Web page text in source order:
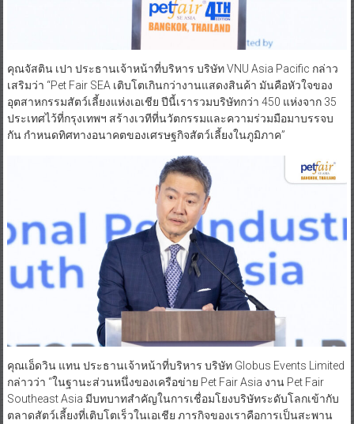
คุณจัสติน เปา ประธานเจ้าหน้าที่บริหาร บริษัท VNU Asia Pacific กล่าว
เสริมว่า “Pet Fair SEA เติบโตเกินกว่างานแสดงสินค้า มันคือหัวใจของ
อุตสาหกรรมสัตว์เลี้ยงแห่งเอเชีย ปีนี้เรารวมบริษัทกว่า 450 แห่งจาก 35
ประเทศไว้ที่กรุงเทพฯ สร้างเวทีที่นวัตกรรมและความร่วมมือมาบรรจบ
กัน กำหนดทิศทางอนาคตของเศรษฐกิจสัตว์เลี้ยงในภูมิภาค”
คุณเอ็ดวิน แทน ประธานเจ้าหน้าที่บริหาร บริษัท Globus Events Limited
กล่าวว่า “ในฐานะส่วนหนึ่งของเครือข่าย Pet Fair Asia งาน Pet Fair
Southeast Asia มีบทบาทสำคัญในการเชื่อมโยงบริษัทระดับโลกเข้ากับ
ตลาดสัตว์เลี้ยงที่เติบโตเร็วในเอเชีย ภารกิจของเราคือการเป็นสะพาน